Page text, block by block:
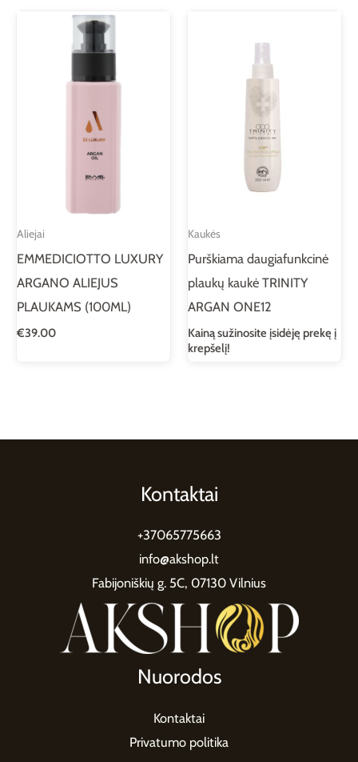
Aliejai
EMMEDICIOTTO LUXURY
ARGANO ALIEJUS
PLAUKAMS (100ML)
€39.00
Kaukės
Purškiama daugiafunkcinė
plaukų kaukė TRINITY
ARGAN ONE12
Kainą sužinosite įsidėję prekę į
krepšelį!
Kontaktai
+37065775663
info@akshop.lt
Fabijoniškių g. 5C, 07130 Vilnius
Nuorodos
Kontaktai
Privatumo politika